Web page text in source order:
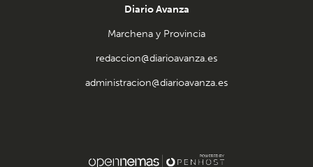
Diario Avanza
Marchena y Provincia
redaccion@diarioavanza.es
administracion@diarioavanza.es